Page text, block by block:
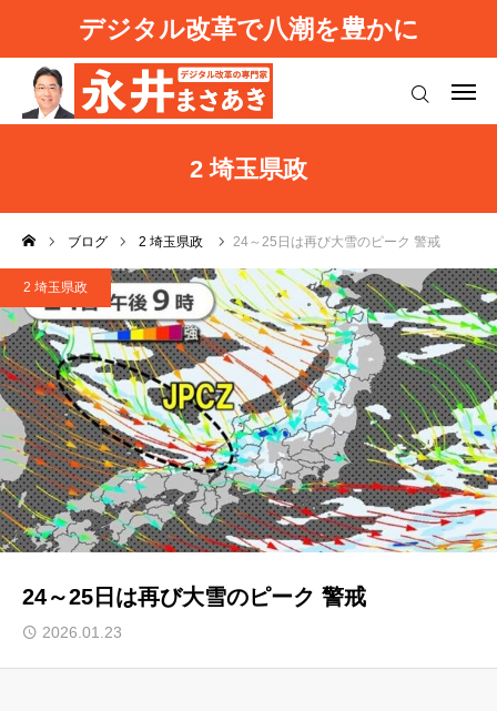
デジタル改革で八潮を豊かに
2 埼玉県政
ブログ 2 埼玉県政 24～25日は再び大雪のピーク 警戒
2 埼玉県政
24～25日は再び大雪のピーク 警戒
2026.01.23
ログイン
お知らせ（活動報告）
基本理念
ブログ
よくあるご質問
ご意見等
利用規約
プライバシーポリシー